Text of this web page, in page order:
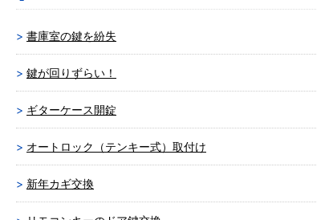
書庫室の鍵を紛失
鍵が回りずらい！
ギターケース開錠
オートロック（テンキー式）取付け
新年カギ交換